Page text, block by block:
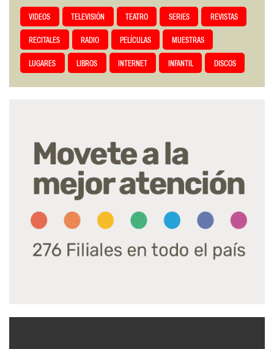
VIDEOS TELEVISIÓN TEATRO SERIES REVISTAS
RECITALES RADIO PELÍCULAS MUESTRAS
LUGARES LIBROS INTERNET INFANTIL DISCOS